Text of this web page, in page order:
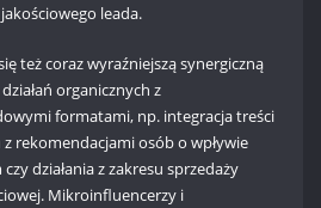
leada.
też coraz wyraźniejszą synergiczną
organicznych z
formatami, np. integracja treści
rekomendacjami osób o wpływie
działania z zakresu sprzedaży
Mikroinfluencerzy i